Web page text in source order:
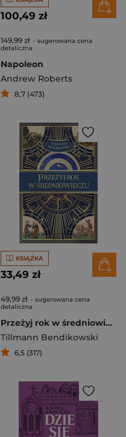
100,49 zł
149,99 zł - sugerowana cena
detaliczna
Napoleon
Andrew Roberts
8,7 (473)
KSIĄŻKA
33,49 zł
49,99 zł - sugerowana cena
detaliczna
Przeżyj rok w średniowieczu
Tillmann Bendikowski
6,5 (317)